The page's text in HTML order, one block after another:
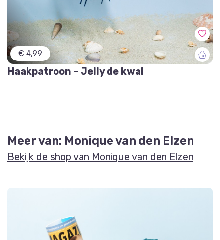
€ 4,99
Haakpatroon – Jelly de kwal
Meer van: Monique van den Elzen
Bekijk de shop van Monique van den Elzen